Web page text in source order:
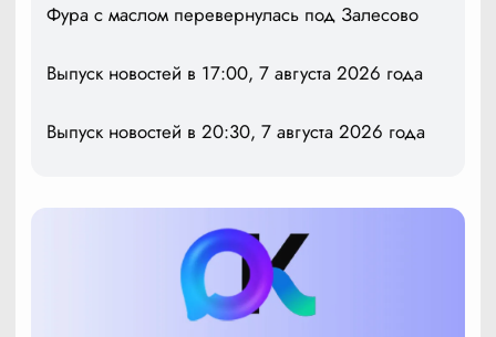
Фура с маслом перевернулась под Залесово
Выпуск новостей в 17:00, 7 августа 2026 года
Выпуск новостей в 20:30, 7 августа 2026 года